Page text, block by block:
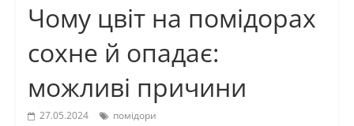
Чому цвіт на помідорах
сохне й опадає:
можливі причини
27.05.2024 помідори